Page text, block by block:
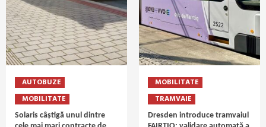
AUTOBUZE
MOBILITATE
Solaris câștigă unul dintre
MOBILITATE
TRAMVAIE
Dresden introduce tramvaiul